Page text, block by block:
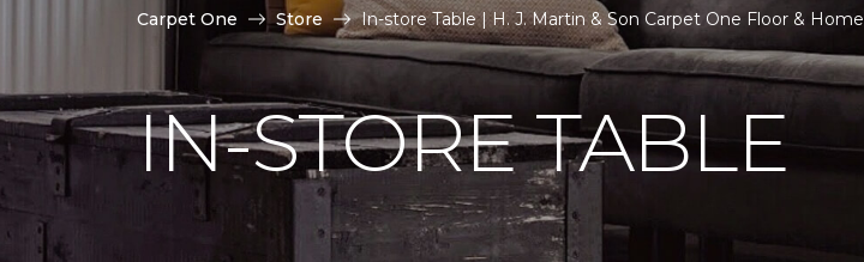
Carpet One Store In-store Table | H. J. Martin & Son Carpet One Floor & Home
IN-STORE TABLE